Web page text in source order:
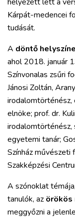
Kárpát-medencei
tudását.
A döntő
ahol 2018. január
Színvonalas zsűri
Jánosi Zoltán,
irodalomtörténész,
elnöke; prof. dr.
irodalomtörténész,
egyetemi tanár;
Színház művészeti
Szakképzési
A szónoklat
tanulók, az örökös
meggyőzni a